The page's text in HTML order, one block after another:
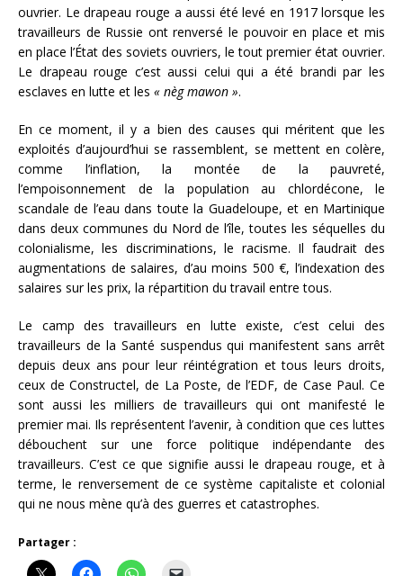
ouvrier. Le drapeau rouge a aussi été levé en 1917 lorsque les
travailleurs de Russie ont renversé le pouvoir en place et mis
en place l’État des soviets ouvriers, le tout premier état ouvrier.
Le drapeau rouge c’est aussi celui qui a été brandi par les
esclaves en lutte et les « nèg mawon ».
En ce moment, il y a bien des causes qui méritent que les
exploités d’aujourd’hui se rassemblent, se mettent en colère,
comme l’inflation, la montée de la pauvreté,
l’empoisonnement de la population au chlordécone, le
scandale de l’eau dans toute la Guadeloupe, et en Martinique
dans deux communes du Nord de l’île, toutes les séquelles du
colonialisme, les discriminations, le racisme. Il faudrait des
augmentations de salaires, d’au moins 500 €, l’indexation des
salaires sur les prix, la répartition du travail entre tous.
Le camp des travailleurs en lutte existe, c’est celui des
travailleurs de la Santé suspendus qui manifestent sans arrêt
depuis deux ans pour leur réintégration et tous leurs droits,
ceux de Constructel, de La Poste, de l’EDF, de Case Paul. Ce
sont aussi les milliers de travailleurs qui ont manifesté le
premier mai. Ils représentent l’avenir, à condition que ces luttes
débouchent sur une force politique indépendante des
travailleurs. C’est ce que signifie aussi le drapeau rouge, et à
terme, le renversement de ce système capitaliste et colonial
qui ne nous mène qu’à des guerres et catastrophes.
Partager :